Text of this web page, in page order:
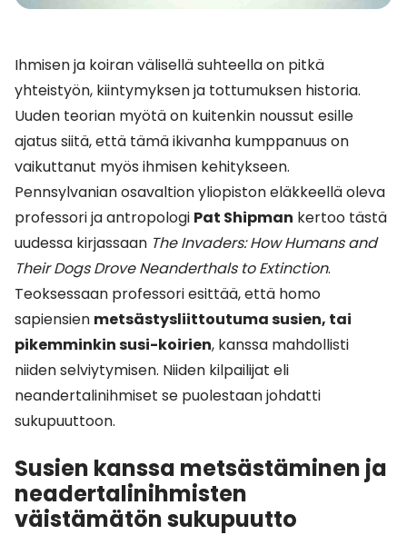
Ihmisen ja koiran välisellä suhteella on pitkä
yhteistyön, kiintymyksen ja tottumuksen historia.
Uuden teorian myötä on kuitenkin noussut esille
ajatus siitä, että tämä ikivanha kumppanuus on
vaikuttanut myös ihmisen kehitykseen.
Pennsylvanian osavaltion yliopiston eläkkeellä oleva
professori ja antropologi Pat Shipman kertoo tästä
uudessa kirjassaan The Invaders: How Humans and
Their Dogs Drove Neanderthals to Extinction.
Teoksessaan professori esittää, että homo
sapiensien metsästysliittoutuma susien, tai
pikemminkin susi-koirien, kanssa mahdollisti
niiden selviytymisen. Niiden kilpailijat eli
neandertalinihmiset se puolestaan johdatti
sukupuuttoon.
Susien kanssa metsästäminen ja
neadertalinihmisten
väistämätön sukupuutto